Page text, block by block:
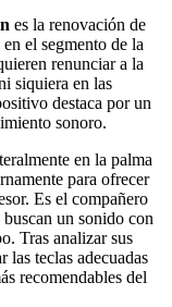
es la renovación de
el segmento de la
renunciar a la
siquiera en las
destaca por un
sonoro.
en la palma
para ofrecer
Es el compañero
un sonido con
Tras analizar sus
las teclas adecuadas
recomendables del